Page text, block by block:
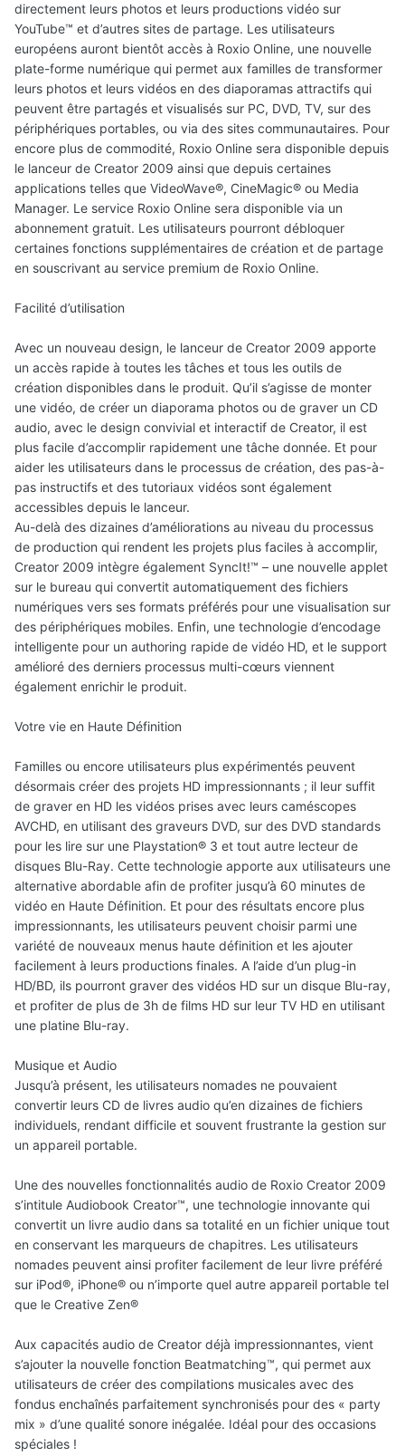
directement leurs photos et leurs productions vidéo sur
YouTube™ et d’autres sites de partage. Les utilisateurs
européens auront bientôt accès à Roxio Online, une nouvelle
plate-forme numérique qui permet aux familles de transformer
leurs photos et leurs vidéos en des diaporamas attractifs qui
peuvent être partagés et visualisés sur PC, DVD, TV, sur des
périphériques portables, ou via des sites communautaires. Pour
encore plus de commodité, Roxio Online sera disponible depuis
le lanceur de Creator 2009 ainsi que depuis certaines
applications telles que VideoWave®, CineMagic® ou Media
Manager. Le service Roxio Online sera disponible via un
abonnement gratuit. Les utilisateurs pourront débloquer
certaines fonctions supplémentaires de création et de partage
en souscrivant au service premium de Roxio Online.
Facilité d’utilisation
Avec un nouveau design, le lanceur de Creator 2009 apporte
un accès rapide à toutes les tâches et tous les outils de
création disponibles dans le produit. Qu’il s’agisse de monter
une vidéo, de créer un diaporama photos ou de graver un CD
audio, avec le design convivial et interactif de Creator, il est
plus facile d’accomplir rapidement une tâche donnée. Et pour
aider les utilisateurs dans le processus de création, des pas-à-
pas instructifs et des tutoriaux vidéos sont également
accessibles depuis le lanceur.
Au-delà des dizaines d’améliorations au niveau du processus
de production qui rendent les projets plus faciles à accomplir,
Creator 2009 intègre également SyncIt!™ – une nouvelle applet
sur le bureau qui convertit automatiquement des fichiers
numériques vers ses formats préférés pour une visualisation sur
des périphériques mobiles. Enfin, une technologie d’encodage
intelligente pour un authoring rapide de vidéo HD, et le support
amélioré des derniers processus multi-cœurs viennent
également enrichir le produit.
Votre vie en Haute Définition
Familles ou encore utilisateurs plus expérimentés peuvent
désormais créer des projets HD impressionnants ; il leur suffit
de graver en HD les vidéos prises avec leurs caméscopes
AVCHD, en utilisant des graveurs DVD, sur des DVD standards
pour les lire sur une Playstation® 3 et tout autre lecteur de
disques Blu-Ray. Cette technologie apporte aux utilisateurs une
alternative abordable afin de profiter jusqu’à 60 minutes de
vidéo en Haute Définition. Et pour des résultats encore plus
impressionnants, les utilisateurs peuvent choisir parmi une
variété de nouveaux menus haute définition et les ajouter
facilement à leurs productions finales. A l’aide d’un plug-in
HD/BD, ils pourront graver des vidéos HD sur un disque Blu-ray,
et profiter de plus de 3h de films HD sur leur TV HD en utilisant
une platine Blu-ray.
Musique et Audio
Jusqu’à présent, les utilisateurs nomades ne pouvaient
convertir leurs CD de livres audio qu’en dizaines de fichiers
individuels, rendant difficile et souvent frustrante la gestion sur
un appareil portable.
Une des nouvelles fonctionnalités audio de Roxio Creator 2009
s’intitule Audiobook Creator™, une technologie innovante qui
convertit un livre audio dans sa totalité en un fichier unique tout
en conservant les marqueurs de chapitres. Les utilisateurs
nomades peuvent ainsi profiter facilement de leur livre préféré
sur iPod®, iPhone® ou n’importe quel autre appareil portable tel
que le Creative Zen®
Aux capacités audio de Creator déjà impressionnantes, vient
s’ajouter la nouvelle fonction Beatmatching™, qui permet aux
utilisateurs de créer des compilations musicales avec des
fondus enchaînés parfaitement synchronisés pour des « party
mix » d’une qualité sonore inégalée. Idéal pour des occasions
spéciales !